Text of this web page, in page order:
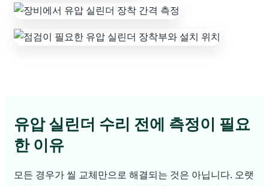
유압 실린더 수리 전에 측정이 필요
한 이유
모든 경우가 씰 교체만으로 해결되는 것은 아닙니다. 오랫